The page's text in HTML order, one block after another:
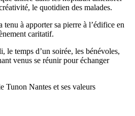
le quotidien des malades.
tenu à apporter sa pierre à l’édifice en
caritatif.
le temps d’un soirée, les bénévoles,
venus se réunir pour échanger
Tunon Nantes et ses valeurs